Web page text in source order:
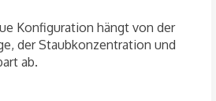
Konfiguration hängt von der
der Staubkonzentration und
ab.